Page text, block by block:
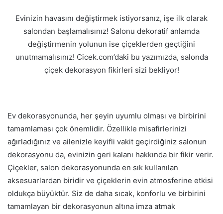
Evinizin havasını değiştirmek istiyorsanız, işe ilk olarak
salondan başlamalısınız! Salonu dekoratif anlamda
değiştirmenin yolunun ise çiçeklerden geçtiğini
unutmamalısınız! Cicek.com’daki bu yazımızda, salonda
çiçek dekorasyon fikirleri sizi bekliyor!
Ev dekorasyonunda, her şeyin uyumlu olması ve birbirini
tamamlaması çok önemlidir. Özellikle misafirlerinizi
ağırladığınız ve ailenizle keyifli vakit geçirdiğiniz salonun
dekorasyonu da, evinizin geri kalanı hakkında bir fikir verir.
Çiçekler, salon dekorasyonunda en sık kullanılan
aksesuarlardan biridir ve çiçeklerin evin atmosferine etkisi
oldukça büyüktür. Siz de daha sıcak, konforlu ve birbirini
tamamlayan bir dekorasyonun altına imza atmak